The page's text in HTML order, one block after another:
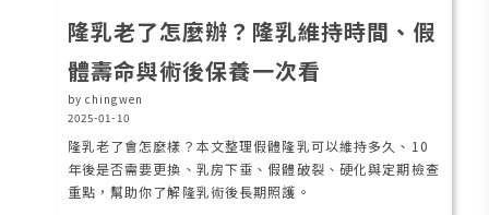
隆乳老了怎麼辦？隆乳維持時間、假
體壽命與術後保養一次看
by chingwen
2025-01-10
隆乳老了會怎麼樣？本文整理假體隆乳可以維持多久、10
年後是否需要更換、乳房下垂、假體破裂、硬化與定期檢查
重點，幫助你了解隆乳術後長期照護。